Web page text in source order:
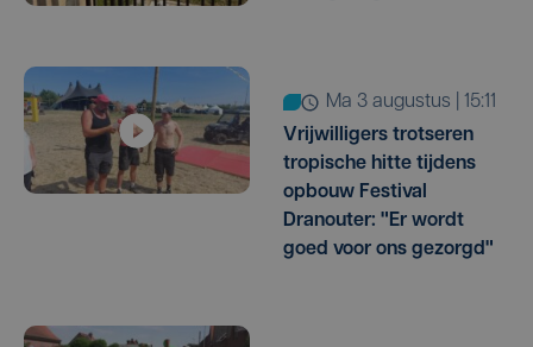
ma 3 augustus | 15:11
Vrijwilligers trotseren
tropische hitte tijdens
opbouw Festival
Dranouter: "Er wordt
goed voor ons gezorgd"